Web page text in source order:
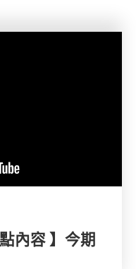
內容 】今期